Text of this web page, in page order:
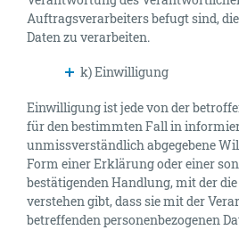
Auftragsverarbeiters befugt sind,
Daten zu verarbeiten.
k) Einwilligung
Einwilligung ist jede von der
für den bestimmten Fall in
unmissverständlich abgegebene
Form einer Erklärung oder einer
bestätigenden Handlung, mit der
verstehen gibt, dass sie mit der
betreffenden personenbezogenen